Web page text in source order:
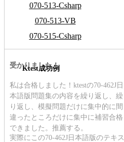
070-513-Csharp
070-513-VB
070-515-Csharp
Ktest成功例
受かりました！
私は合格しました！ktestの70-462J日
本語版 問題集の内容を繰り返し、繰
り返し、模擬問題だけに集中的に間
違ったところだけに集中に補習合格
できました。推薦する。
実際にこの70-462J日本語版のテキス